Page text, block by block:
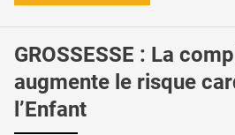
GROSSESSE : La
augmente le risque
l’Enfant